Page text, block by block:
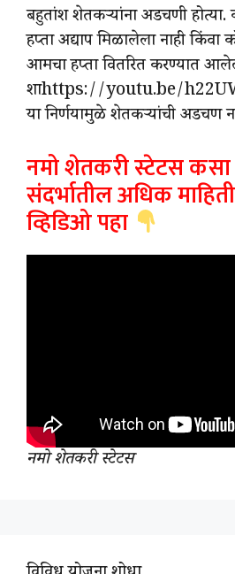
बहुतांश शेतकऱ्यांना अडचणी
हप्ता अद्याप मिळालेला नाही
आमचा हप्ता वितरित करण्यात
शाhttps://youtu.be/
या निर्णयामुळे शेतकऱ्यांची अडचण
नमो शेतकरी स्टेटस कसा
संदर्भातील अधिक
व्हिडिओ पहा
नमो शेतकरी स्टेटस